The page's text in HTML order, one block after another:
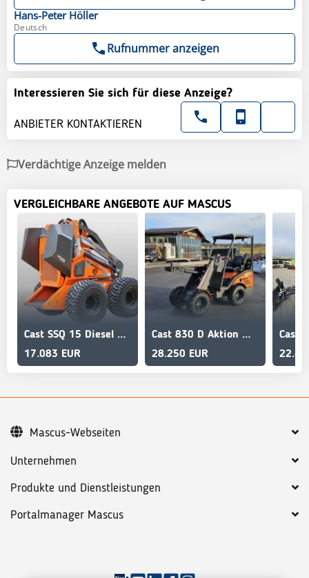
Hans-Peter Höller
Deutsch
Rufnummer anzeigen
Interessieren Sie sich für diese Anzeige?
ANBIETER KONTAKTIEREN
Verdächtige Anzeige melden
VERGLEICHBARE ANGEBOTE AUF MASCUS
Cast SSQ 15 Diesel Mini Lader
17.083 EUR
Cast 830 D Aktion mit Poclain Radmotoren
28.250 EUR
Unternehmen
Produkte und Dienstleistungen
Portalmanager Mascus
Mascus-Webseiten